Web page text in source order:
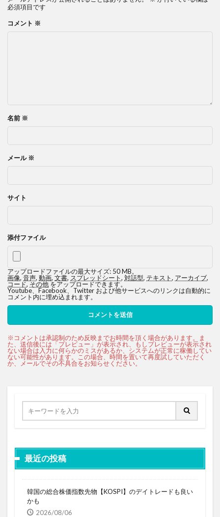
必須項目です
コメント ※
名前 ※
メール ※
サイト
添付ファイル
アップロードファイルの最大サイズ: 50 MB。
画像, 音声, 動画, 文書, スプレッドシート, 対話型, テキスト, アーカイブ,
コード,その他をアップロードできます。
Youtube、Facebook、Twitter および他サービスへのリンクは自動的に
コメント内に埋め込まれます。
最近の投稿
韓国の総合株価指数先物【KOSPI】のデイトレードも良い
かも
2026/08/06